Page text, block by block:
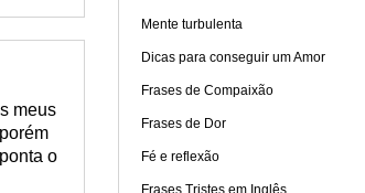
meus
o
Mente turbulenta
Dicas para conseguir um Amor
Frases de Compaixão
Frases de Dor
Fé e reflexão
Frases Tristes em Inglês